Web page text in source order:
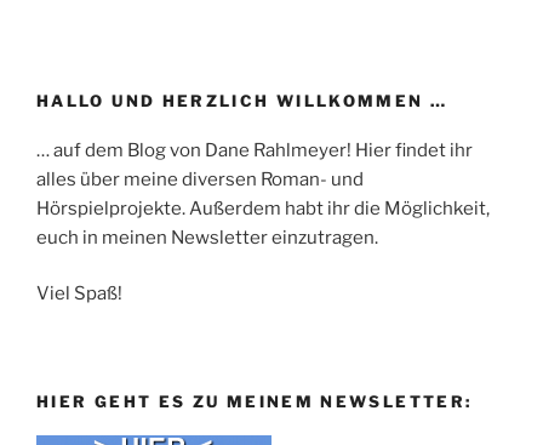
HALLO UND HERZLICH WILLKOMMEN …
… auf dem Blog von Dane Rahlmeyer! Hier findet ihr
alles über meine diversen Roman- und
Hörspielprojekte. Außerdem habt ihr die Möglichkeit,
euch in meinen Newsletter einzutragen.
Viel Spaß!
HIER GEHT ES ZU MEINEM NEWSLETTER: